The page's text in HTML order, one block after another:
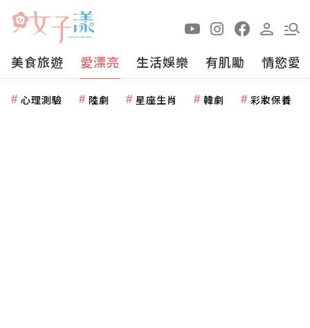
美食旅遊 愛漂亮 生活娛樂 有肌勵 情慾愛
心理測驗 陸劇 星座生肖 韓劇 彩妝保養